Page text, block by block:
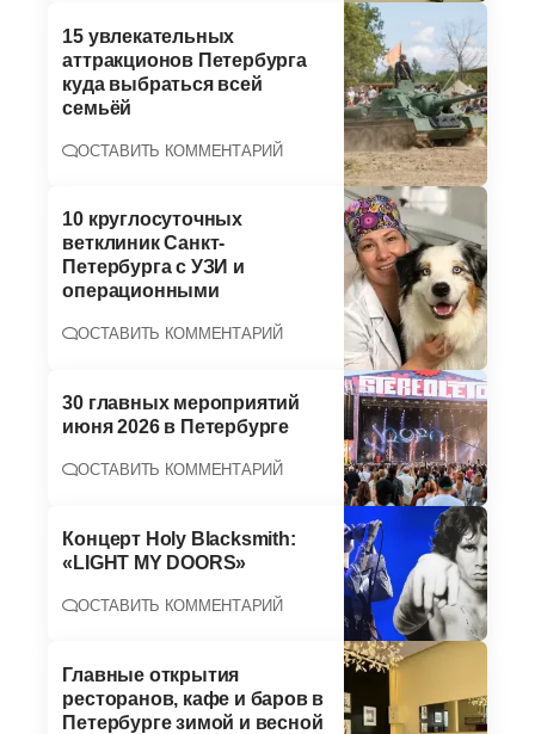
15 увлекательных
аттракционов Петербурга
куда выбраться всей
семьёй
ОСТАВИТЬ КОММЕНТАРИЙ
10 круглосуточных
ветклиник Санкт-
Петербурга с УЗИ и
операционными
ОСТАВИТЬ КОММЕНТАРИЙ
30 главных мероприятий
июня 2026 в Петербурге
ОСТАВИТЬ КОММЕНТАРИЙ
Концерт Holy Blacksmith:
«LIGHT MY DOORS»
ОСТАВИТЬ КОММЕНТАРИЙ
Главные открытия
ресторанов, кафе и баров в
Петербурге зимой и весной